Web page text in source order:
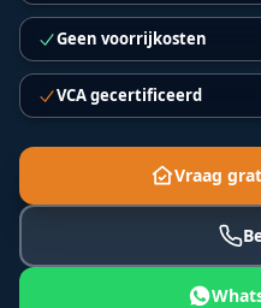
Geen voorrijkosten
VCA gecertificeerd
Vraag